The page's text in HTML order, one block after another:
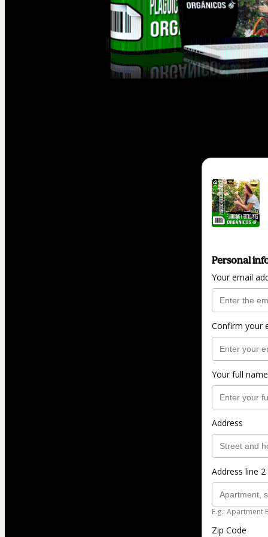
Personal
Your email
Confirm your
Your full name
Address
Address line
E.g.: Apartment
Zip Code